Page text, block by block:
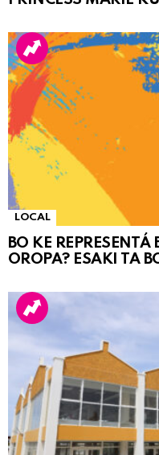
LOCAL
BO KE
OROPA? ESAKI TA